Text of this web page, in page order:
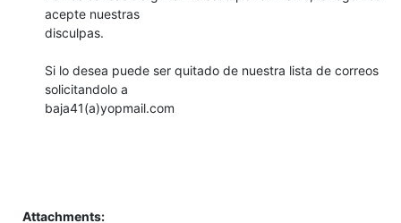
acepte nuestras
disculpas.
Si lo desea puede ser quitado de nuestra lista de correos
solicitandolo a
baja41(a)yopmail.com
Attachments: